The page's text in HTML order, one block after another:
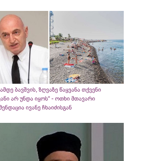
ბავშვის, ზღვაზე წაყვანა თქვენი
არ უნდა იყოს“ - ოთხი მთავარი
ივანე ჩხაიძისგან